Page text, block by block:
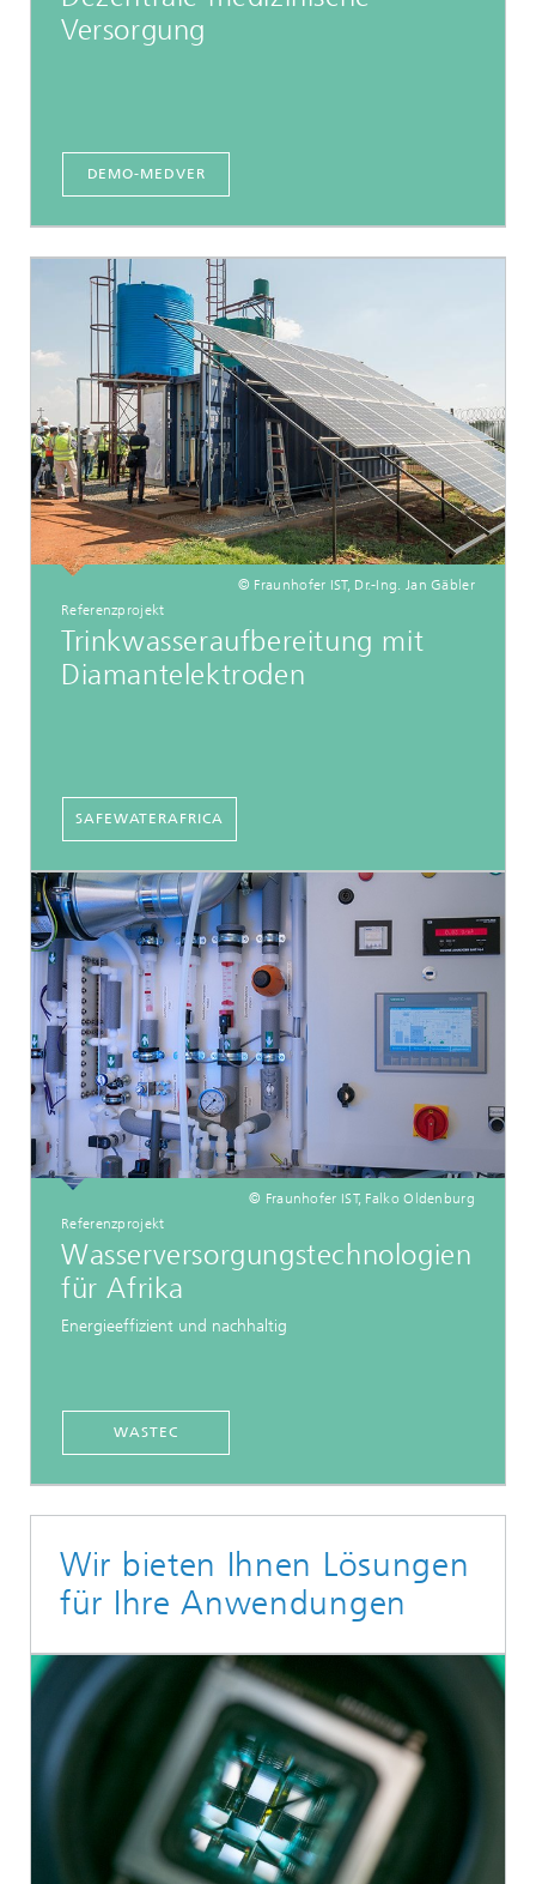
Versorgung
DEMO-MEDVER
© Fraunhofer IST, Dr.-Ing. Jan Gäbler
Referenzprojekt
Trinkwasseraufbereitung mit
Diamantelektroden
SAFEWATERAFRICA
© Fraunhofer IST, Falko Oldenburg
Referenzprojekt
Wasserversorgungstechnologien
für Afrika
Energieeffizient und nachhaltig
WASTEC
Wir bieten Ihnen Lösungen
für Ihre Anwendungen